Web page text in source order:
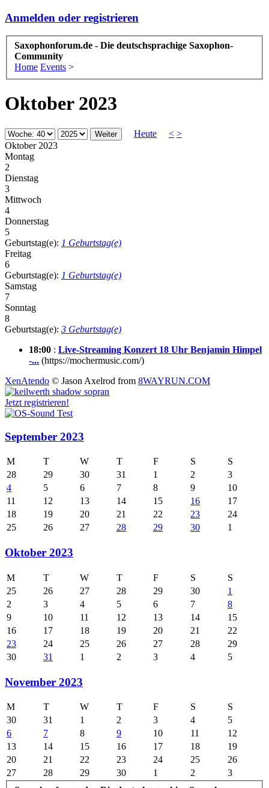
Anmelden oder registrieren
Saxophonforum.de - Die deutschsprachige Saxophon-
Community
Home Events >
Oktober 2023
Heute < >
Oktober 2023
Montag
2
Dienstag
3
Mittwoch
4
Donnerstag
5
Geburtstag(e): 1 Geburtstag(e)
Freitag
6
Geburtstag(e): 1 Geburtstag(e)
Samstag
7
Sonntag
8
Geburtstag(e): 3 Geburtstag(e)
18:00 : Live-Streaming Konzert 18 Uhr Benjamin Himpel
-... (https://mochermusic.com/)
XenAtendo © Jason Axelrod from 8WAYRUN.COM
Jetzt registrieren!
September 2023
M T W T F S
S
28
29 30 31 1 2
3
4
5 6 7 8 9
10
11
12 13 14 15 16
17
18
19 20 21 22 23
24
25
26 27 28 29 30 1
Oktober 2023
M T W T F S
S
25
26 27 28 29 30
1
2
3 4 5 6 7
8
9
10 11 12 13 14
15
16
17 18 19 20 21
22
23
24 25 26 27 28
29
30
31 1 2 3 4 5
November 2023
M T W T F S
S
30
31 1 2 3 4
5
6
7 8 9 10 11
12
13
14 15 16 17 18
19
20
21 22 23 24 25
26
27
28 29 30 1 2
3